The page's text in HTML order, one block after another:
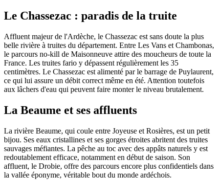
Le Chassezac : paradis de la truite
Affluent majeur de l'Ardèche, le Chassezac est sans doute la plus
belle rivière à truites du département. Entre Les Vans et Chambonas,
le parcours no-kill de Maisonneuve attire des moucheurs de toute la
France. Les truites fario y dépassent régulièrement les 35
centimètres. Le Chassezac est alimenté par le barrage de Puylaurent,
ce qui lui assure un débit correct même en été. Attention toutefois
aux lâchers d'eau qui peuvent faire monter le niveau brutalement.
La Beaume et ses affluents
La rivière Beaume, qui coule entre Joyeuse et Rosières, est un petit
bijou. Ses eaux cristallines et ses gorges étroites abritent des truites
sauvages méfiantes. La pêche au toc avec des appâts naturels y est
redoutablement efficace, notamment en début de saison. Son
affluent, le Drobie, offre des parcours encore plus confidentiels dans
la vallée éponyme, véritable bout du monde ardéchois.